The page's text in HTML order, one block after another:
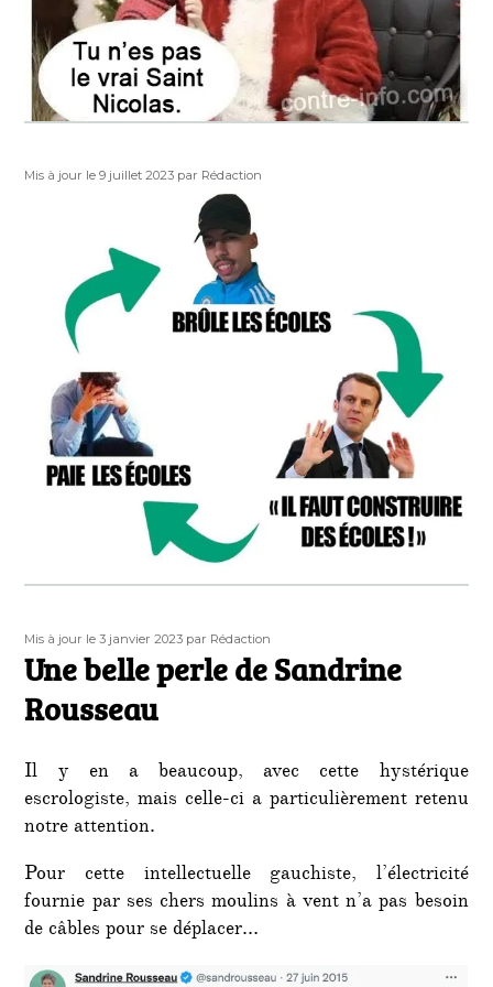
Publié
Mis à jour le 9 juillet 2023 Auteur
par Rédaction
Publié
le
Mis à jour le 3 janvier 2023 Auteur
par Rédaction
Une belle perle de Sandrine
Rousseau
Il y en a beaucoup, avec cette hystérique
escrologiste, mais celle-ci a particulièrement retenu
notre attention.
Pour cette intellectuelle gauchiste, l’électricité
fournie par ses chers moulins à vent n’a pas besoin
de câbles pour se déplacer…